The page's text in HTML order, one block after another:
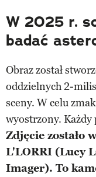
W 2025 r.
badać
Obraz został
oddzielnych 2-
sceny. W celu
wyostrzony. Każdy
Zdjęcie zostało
L'LORRI (Lucy
Imager). To